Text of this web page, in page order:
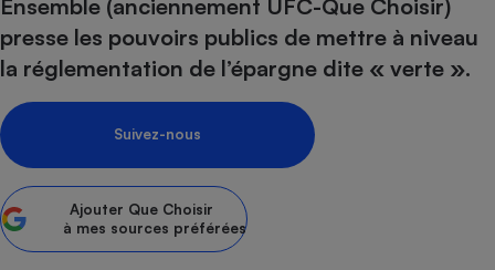
Ensemble (anciennement UFC-Que Choisir)
presse les pouvoirs publics de mettre à niveau
la réglementation de l’épargne dite « verte ».
Suivez-nous
Ajouter Que Choisir
à mes sources préférées
Complément
alimentaire
Assurance emprunteur
Petit électroménager -